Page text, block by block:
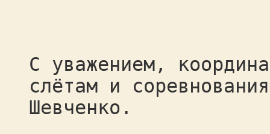
С уважением,
слётам и
Шевченко.